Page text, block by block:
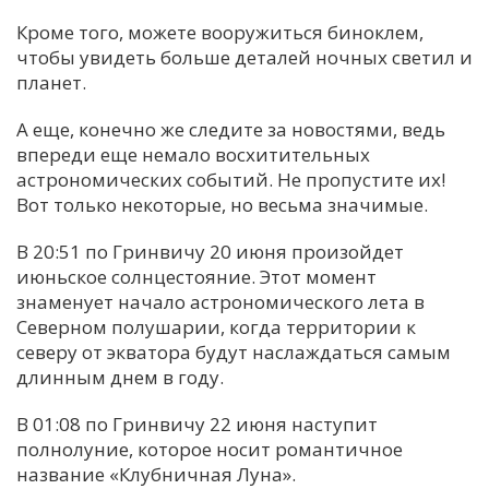
Кроме того, можете вооружиться биноклем,
чтобы увидеть больше деталей ночных светил и
планет.
А еще, конечно же следите за новостями, ведь
впереди еще немало восхитительных
астрономических событий. Не пропустите их!
Вот только некоторые, но весьма значимые.
В 20:51 по Гринвичу 20 июня произойдет
июньское солнцестояние. Этот момент
знаменует начало астрономического лета в
Северном полушарии, когда территории к
северу от экватора будут наслаждаться самым
длинным днем в году.
В 01:08 по Гринвичу 22 июня наступит
полнолуние, которое носит романтичное
название «Клубничная Луна».